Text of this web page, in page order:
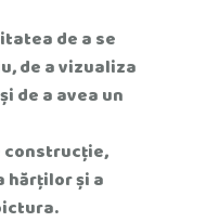
de a se
de a vizualiza
de a avea un
construcție,
hărților și a